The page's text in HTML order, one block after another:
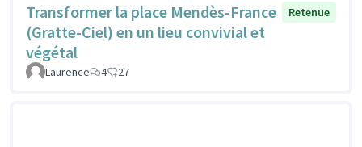
Transformer la place Mendès-France
(Gratte-Ciel) en un lieu convivial et
végétal
Retenue
Laurence 4 27